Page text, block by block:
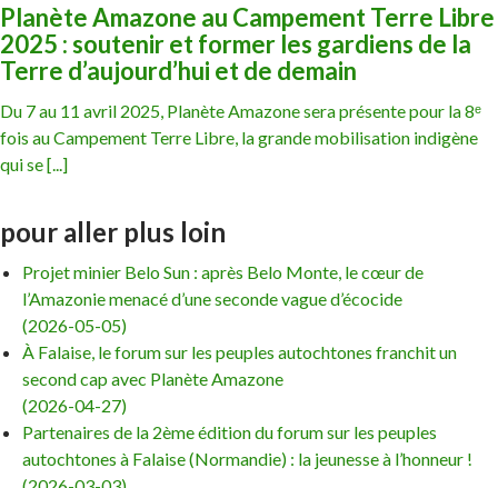
Planète Amazone au Campement Terre Libre
2025 : soutenir et former les gardiens de la
Terre d’aujourd’hui et de demain
Du 7 au 11 avril 2025, Planète Amazone sera présente pour la 8ᵉ
fois au Campement Terre Libre, la grande mobilisation indigène
qui se [...]
pour aller plus loin
Projet minier Belo Sun : après Belo Monte, le cœur de
l’Amazonie menacé d’une seconde vague d’écocide
(2026-05-05)
À Falaise, le forum sur les peuples autochtones franchit un
second cap avec Planète Amazone
(2026-04-27)
Partenaires de la 2ème édition du forum sur les peuples
autochtones à Falaise (Normandie) : la jeunesse à l’honneur !